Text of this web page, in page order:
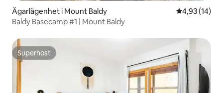
Ägarlägenhet i Mount Baldy 4,93 av 5 i
4,93 (14)
Baldy Basecamp #1 | Mount Baldy
Superhost
Superhost